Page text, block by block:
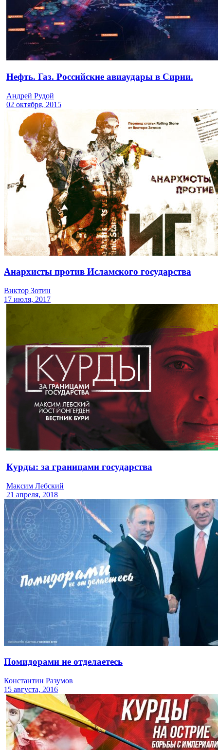
Нефть. Газ. Российские авиаудары в Сирии.
Андрей Рудой
02 октября, 2015
Анархисты против Исламского государства
Виктор Зотин
17 июля, 2017
Курды: за границами государства
Максим Лебский
21 апреля, 2018
Помидорами не отделаетесь
Константин Разумов
15 августа, 2016